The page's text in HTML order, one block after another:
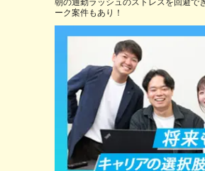
朝の通勤ラッシュのストレスを回避で
ーク案件もあり！